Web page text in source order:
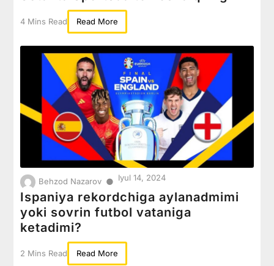
4 Mins Read Read More
Behzod Nazarov ● Iyul 14, 2024
Ispaniya rekordchiga aylanadmimi
yoki sovrin futbol vataniga
ketadimi?
2 Mins Read Read More